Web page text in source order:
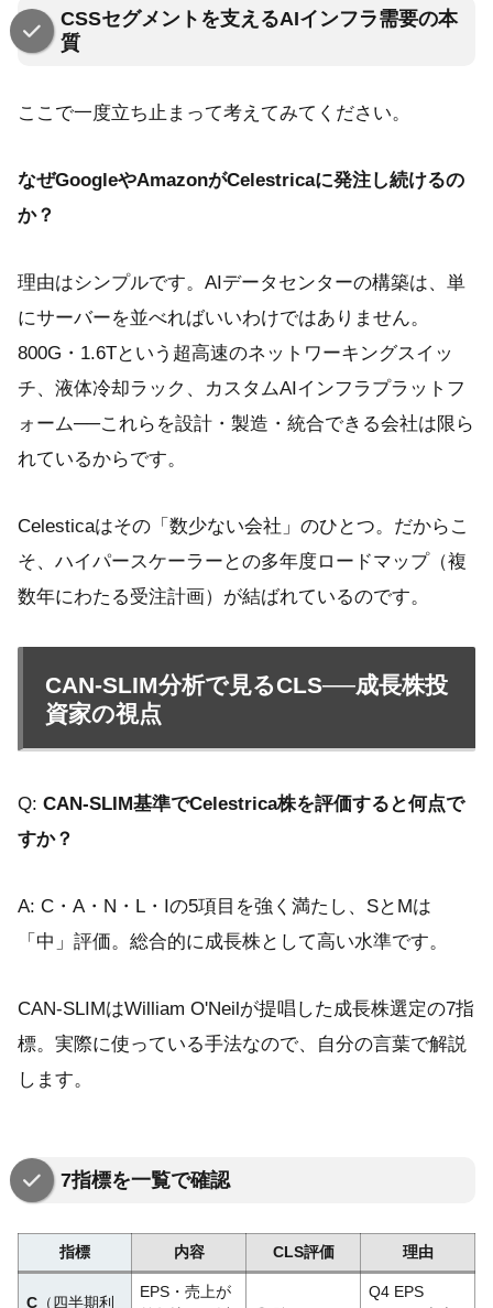
CSSセグメントを支えるAIインフラ需要の本
質
ここで一度立ち止まって考えてみてください。
なぜGoogleやAmazonがCelestricaに発注し続けるの
か？
理由はシンプルです。AIデータセンターの構築は、単
にサーバーを並べればいいわけではありません。
800G・1.6Tという超高速のネットワーキングスイッ
チ、液体冷却ラック、カスタムAIインフラプラットフ
ォーム──これらを設計・製造・統合できる会社は限ら
れているからです。
Celesticaはその「数少ない会社」のひとつ。だからこ
そ、ハイパースケーラーとの多年度ロードマップ（複
数年にわたる受注計画）が結ばれているのです。
CAN-SLIM分析で見るCLS──成長株投
資家の視点
Q: CAN-SLIM基準でCelestrica株を評価すると何点で
すか？
A: C・A・N・L・Iの5項目を強く満たし、SとMは
「中」評価。総合的に成長株として高い水準です。
CAN-SLIMはWilliam O'Neilが提唱した成長株選定の7指
標。実際に使っている手法なので、自分の言葉で解説
します。
7指標を一覧で確認
指標 内容 CLS評価 理由
C（四半期利
EPS・売上が
Q4 EPS